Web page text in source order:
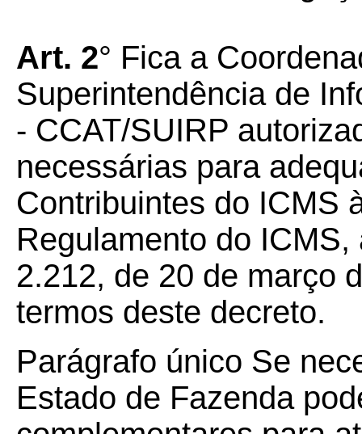
Art. 2° Fica a
Superintendência de
- CCAT/SUIRP
necessárias para
Contribuintes do ICMS
Regulamento do
2.212, de 20 de março
termos deste decreto.
Parágrafo único Se
Estado de Fazenda